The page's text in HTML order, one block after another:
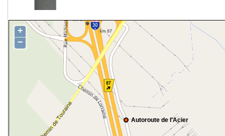
Autoroute de l'Acier
+
−